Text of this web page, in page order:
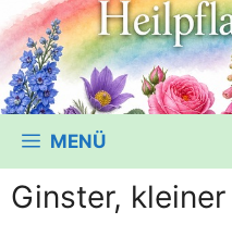
MENÜ
Ginster, kleiner